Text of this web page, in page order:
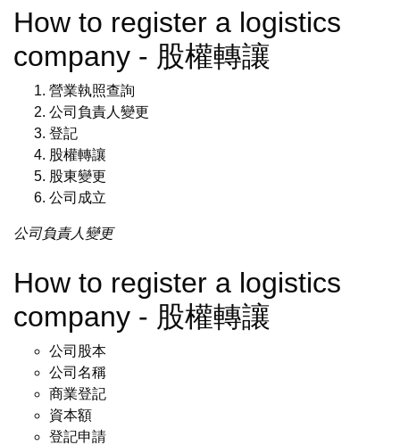
How to register a logistics
company - 股權轉讓
營業執照查詢
公司負責人變更
登記
股權轉讓
股東變更
公司成立
公司負責人變更
How to register a logistics
company - 股權轉讓
公司股本
公司名稱
商業登記
資本額
登記申請